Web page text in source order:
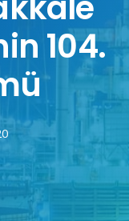
104.